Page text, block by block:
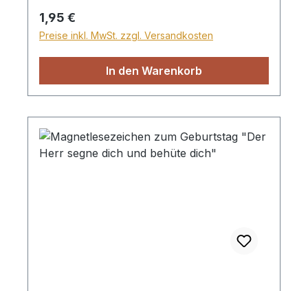
Regulärer Preis:
1,95 €
Preise inkl. MwSt. zzgl. Versandkosten
In den Warenkorb